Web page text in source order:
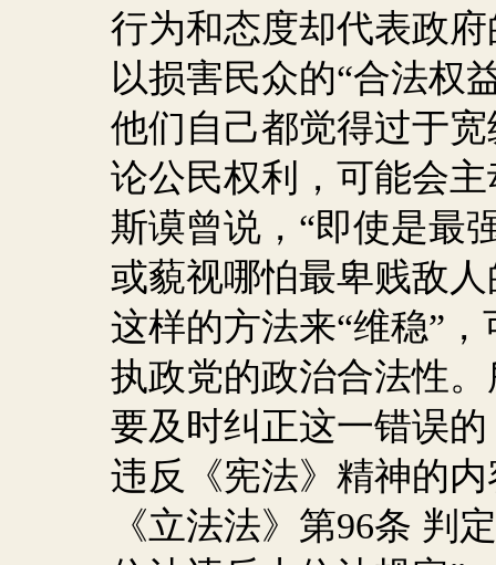
行为和态度却代表政
以损害民众的“合法权
他们自己都觉得过于
论公民权利，可能会
斯谟曾说，“即使是最
或藐视哪怕最卑贱敌
这样的方法来“维稳”
执政党的政治合法性
要及时纠正这一错误
违反《宪法》精神的
《立法法》第96条 判